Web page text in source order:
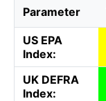
Parameter
US EPA
Index:
UK DEFRA
Index: